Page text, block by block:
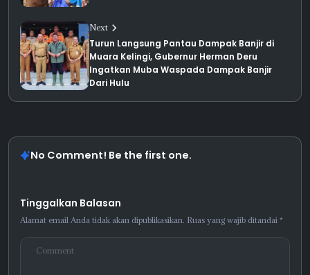
Next
Turun Langsung Pantau Dampak Banjir di
Muara Kelingi, Gubernur Herman Deru
Ingatkan Muba Waspada Dampak Banjir
Dari Hulu
No Comment! Be the first one.
Tinggalkan Balasan
Alamat email Anda tidak akan dipublikasikan. Ruas yang wajib ditandai *